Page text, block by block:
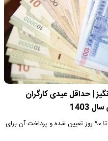
| حداقل عیدی کارگران
طبق قوانین کار، حقوق پایه کارگران بین ۶۰ تا ۹۰ روز تعیین شده و پرداخت آن برای